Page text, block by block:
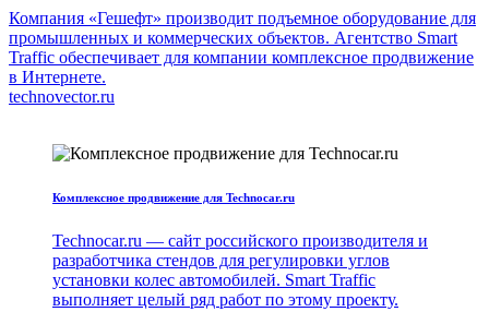
Компания «Гешефт» производит подъемное оборудование для
промышленных и коммерческих объектов. Агентство Smart
Traffic обеспечивает для компании комплексное продвижение
в Интернете.
technovector.ru
Комплексное продвижение для Technocar.ru
Technocar.ru — сайт российского производителя и
разработчика стендов для регулировки углов
установки колес автомобилей. Smart Traffic
выполняет целый ряд работ по этому проекту.